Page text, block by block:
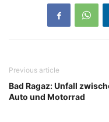
Previous article
Bad Ragaz: Unfall
Auto und Motorrad